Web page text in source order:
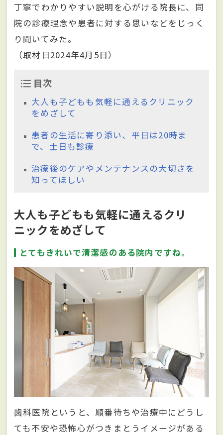
丁寧でわかりやすい説明を心がける院長に、同
院の診療理念や患者に対する思いなどをじっく
り聞いてみた。
（取材日2024年4月5日）
目次
大人も子どもも気軽に通えるクリニック
をめざして
患者の生活に寄り添い、平日は20時ま
で、土日も診療
治療後のケアやメンテナンスの大切さを
知ってほしい
大人も子どもも気軽に通えるクリ
ニックをめざして
とてもきれいで清潔感のある院内ですね。
歯科医院というと、順番待ちや治療中にどうし
ても不安や恐怖心がつきまとうイメージがある